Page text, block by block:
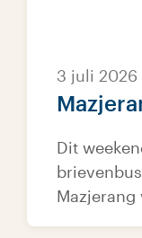
3 juli 2026
Dit
Mazjerang